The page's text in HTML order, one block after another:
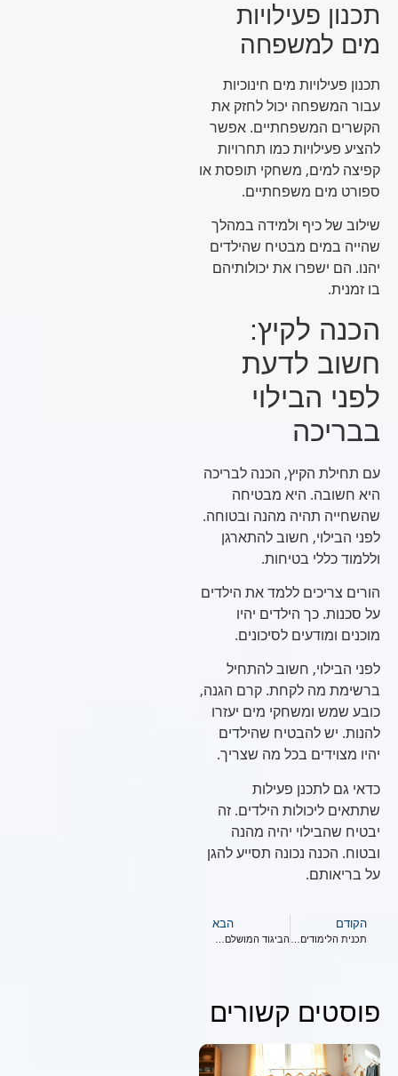
תכנון פעילויות
מים למשפחה
תכנון פעילויות מים חינוכיות
עבור המשפחה יכול לחזק את
הקשרים המשפחתיים. אפשר
להציע פעילויות כמו תחרויות
קפיצה למים, משחקי תופסת או
ספורט מים משפחתיים.
שילוב של כיף ולמידה במהלך
שהייה במים מבטיח שהילדים
יהנו. הם ישפרו את יכולותיהם
בו זמנית.
הכנה לקיץ:
חשוב לדעת
לפני הבילוי
בבריכה
עם תחילת הקיץ, הכנה לבריכה
היא חשובה. היא מבטיחה
שהשחייה תהיה מהנה ובטוחה.
לפני הבילוי, חשוב להתארגן
וללמוד כללי בטיחות.
הורים צריכים ללמד את הילדים
על סכנות. כך הילדים יהיו
מוכנים ומודעים לסיכונים.
לפני הבילוי, חשוב להתחיל
ברשימת מה לקחת. קרם הגנה,
כובע שמש ומשחקי מים יעזרו
להנות. יש להבטיח שהילדים
יהיו מצוידים בכל מה שצריך.
כדאי גם לתכנן פעילות
שתתאים ליכולות הילדים. זה
יבטיח שהבילוי יהיה מהנה
ובטוח. הכנה נכונה תסייע להגן
על בריאותם.
הקודם
תכנית הלימודים המושלמת לשחייה בגיל הרך
הבא
הביגוד המושלם לשחייה נוחה
פוסטים קשורים